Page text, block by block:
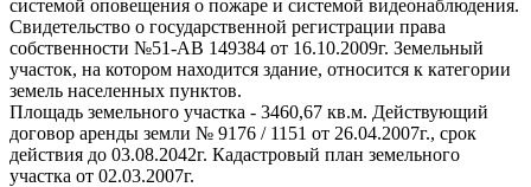
системой оповещения о пожаре и системой видеонаблюдения.
Свидетельство о государственной регистрации права
собственности №51-АВ 149384 от 16.10.2009г. Земельный
участок, на котором находится здание, относится к категории
земель населенных пунктов.
Площадь земельного участка - 3460,67 кв.м. Действующий
договор аренды земли № 9176 / 1151 от 26.04.2007г., срок
действия до 03.08.2042г. Кадастровый план земельного
участка от 02.03.2007г.